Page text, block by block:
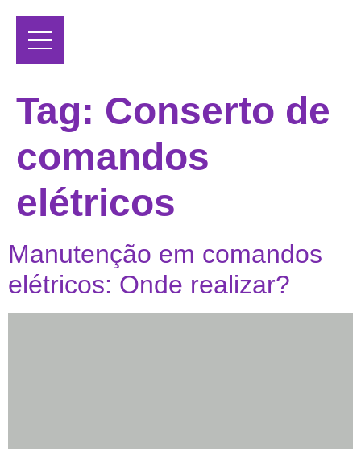
Tag: Conserto de
comandos
elétricos
Manutenção em comandos
elétricos: Onde realizar?